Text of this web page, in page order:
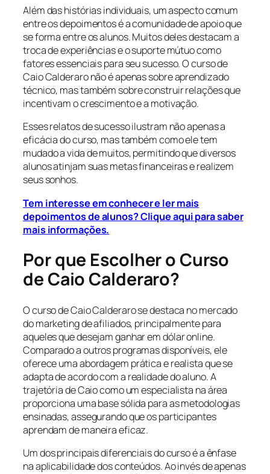
Além das histórias individuais, um aspecto comum
entre os depoimentos é a comunidade de apoio que
se forma entre os alunos. Muitos deles destacam a
troca de experiências e o suporte mútuo como
fatores essenciais para seu sucesso. O curso de
Caio Calderaro não é apenas sobre aprendizado
técnico, mas também sobre construir relações que
incentivam o crescimento e a motivação.
Esses relatos de sucesso ilustram não apenas a
eficácia do curso, mas também como ele tem
mudado a vida de muitos, permitindo que diversos
alunos atinjam suas metas financeiras e realizem
seus sonhos.
Tem interesse em conhecer e ler mais
depoimentos de alunos? Clique aqui para saber
mais informações.
Por que Escolher o Curso
de Caio Calderaro?
O curso de Caio Calderaro se destaca no mercado
do marketing de afiliados, principalmente para
aqueles que desejam ganhar em dólar online.
Comparado a outros programas disponíveis, ele
oferece uma abordagem prática e realista que se
adapta de acordo com a realidade do aluno. A
trajetória de Caio como um especialista na área
proporciona uma base sólida para as metodologias
ensinadas, assegurando que os participantes
aprendam de maneira eficaz.
Um dos principais diferenciais do curso é a ênfase
na aplicabilidade dos conteúdos. Ao invés de apenas